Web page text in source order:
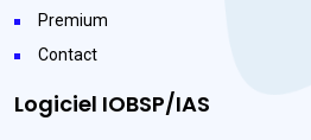
Premium
Contact
Logiciel IOBSP/IAS